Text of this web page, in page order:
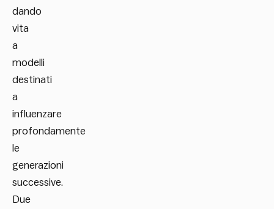
dando
vita
a
modelli
destinati
a
influenzare
profondamente
le
generazioni
successive.
Due